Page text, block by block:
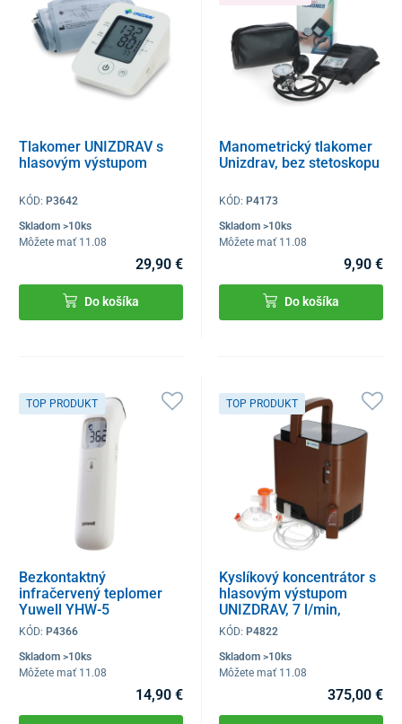
Tlakomer UNIZDRAV s
hlasovým výstupom
KÓD: P3642
Skladom >10ks
Môžete mať 11.08
29,90 €
Do košíka
Manometrický tlakomer
Unizdrav, bez stetoskopu
KÓD:P4173
Skladom >10ks
Môžete mať 11.08
9,90 €
Do košíka
TOP PRODUKT
Bezkontaktný
infračervený teplomer
Yuwell YHW-5
KÓD: P4366
Skladom >10ks
Môžete mať 11.08
14,90 €
TOP PRODUKT
Kyslíkový koncentrátor s
hlasovým výstupom
UNIZDRAV, 7 l/min,
imitácia dreva
KÓD:P4822
Skladom >10ks
Môžete mať 11.08
375,00 €